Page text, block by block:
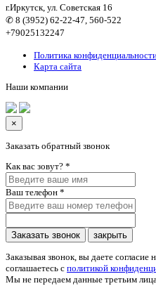
г.Иркутск, ул. Советская 16
✆ 8 (3952) 62-22-47, 560-522
+79025132247
Политика
Карта сайта
Наши компании
×
Заказать обратный звонок
Как вас зовут? *
Ваш телефон *
Заказать звонок закрыть
Заказывая звонок, вы даете
соглашаетесь c политикой
Мы не передаем данные третьим